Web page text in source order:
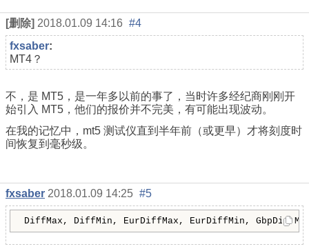
[删除] 2018.01.09 14:16 #4
fxsaber:
MT4？
不，是 MT5，是一年多以前的事了，当时许多经纪商刚刚开
始引入 MT5，他们的报价并不完美，有可能出现波动。
在我的记忆中，mt5 测试仪直到半年前（或更早）才将刻度时
间恢复到毫秒级。
fxsaber 2018.01.09 14:25 #5
DiffMax, DiffMin, EurDiffMax, EurDiffMin,